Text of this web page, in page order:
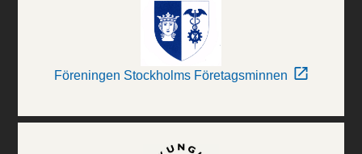
Föreningen Stockholms Företagsminnen